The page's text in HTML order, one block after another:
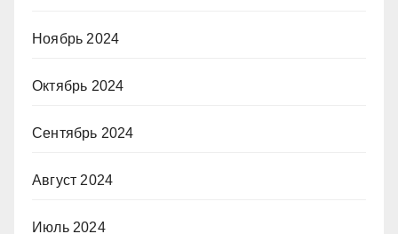
Ноябрь 2024
Октябрь 2024
Сентябрь 2024
Август 2024
Июль 2024